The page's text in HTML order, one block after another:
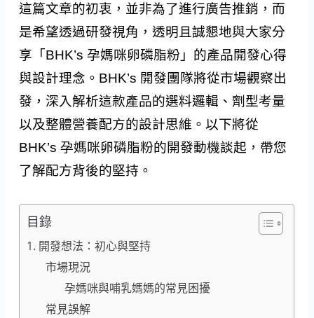
這篇文章的初衷，並非為了進行廣告推銷，而
是希望透過研發視角，透明且誠懇地與大家分
享「BHK’s 孕媽咪卵磷脂粉」的產品開發心得
與設計理念。 BHK’s 開發團隊將從市場觀察出
發，深入解析這款產品的選料邏輯、劑型考量
以及整體營養配方的設計思維。以下將從
BHK’s 孕媽咪卵磷脂粉的開發動機談起，帶您
了解配方背後的堅持。
目錄
1. 開發想法：初心與堅持
市場現況
孕媽咪與哺乳媽媽的常見困擾
常見誤解